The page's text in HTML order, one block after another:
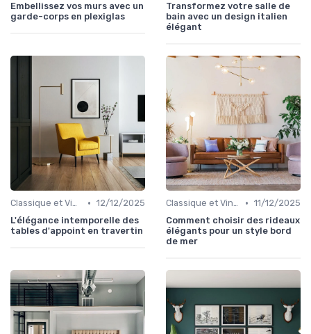
Embellissez vos murs avec un
garde-corps en plexiglas
Transformez votre salle de
bain avec un design italien
élégant
Classique et Vintage • 12/12/2025
L'élégance intemporelle des
tables d'appoint en travertin
Classique et Vintage • 11/12/2025
Comment choisir des rideaux
élégants pour un style bord
de mer